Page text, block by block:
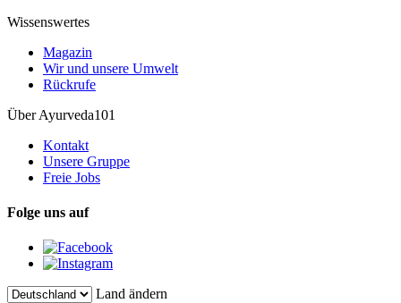
Wissenswertes
Magazin
Wir und unsere Umwelt
Rückrufe
Über Ayurveda101
Kontakt
Unsere Gruppe
Freie Jobs
Folge uns auf
Land ändern